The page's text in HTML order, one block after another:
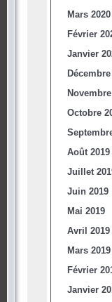
Mars 2020
Février
Janvier
Octobre
Août 2019
Juillet
Juin 2019
Mai 2019
Avril 2019
Mars 2019
Février
Janvier